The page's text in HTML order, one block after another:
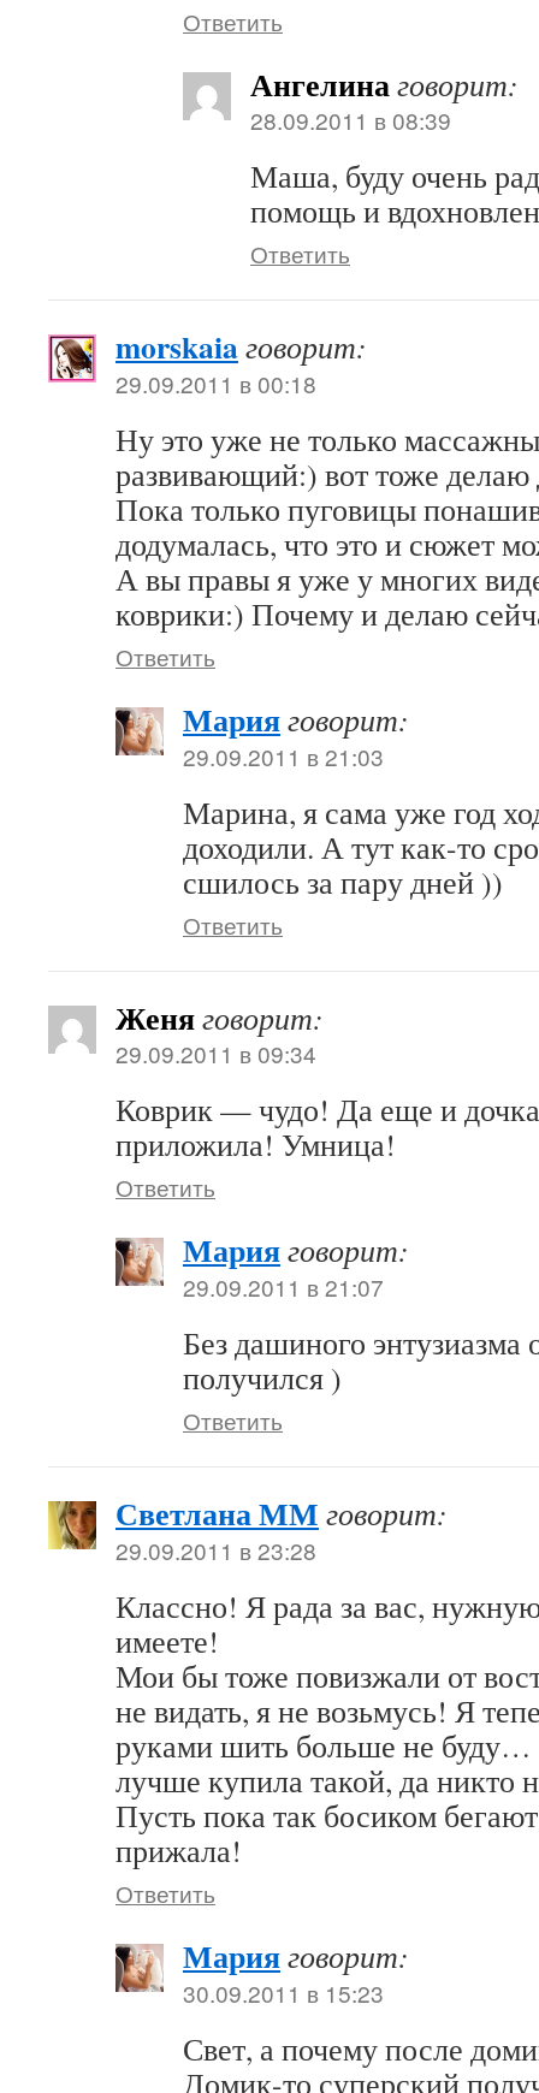
Ответить
Ангелинаговорит:
28.09.2011 в 08:39
Маша, буду очень
помощь и
Ответить
morskaiaговорит:
29.09.2011 в 00:18
Ну это уже не только
развивающий:) вот тоже
Пока только пуговицы
додумалась, что это и сюжет
А вы правы я уже у многих
коврики:) Почему и делаю
Ответить
Марияговорит:
29.09.2011 в 21:03
Марина, я сама уже год
доходили. А тут как-то
сшилось за пару дней ))
Ответить
Женяговорит:
29.09.2011 в 09:34
Коврик — чудо! Да еще и
приложила! Умница!
Ответить
Марияговорит:
29.09.2011 в 21:07
Без дашиного
получился )
Ответить
Светлана ММ говорит:
29.09.2011 в 23:28
Классно! Я рада за вас,
имеете!
Мои бы тоже повизжали от
не видать, я не возьмусь! Я
руками шить больше не буду…
лучше купила такой, да никто
Пусть пока так босиком
прижала!
Ответить
Марияговорит:
30.09.2011 в 15:23
Свет, а почему после
Домик-то суперский